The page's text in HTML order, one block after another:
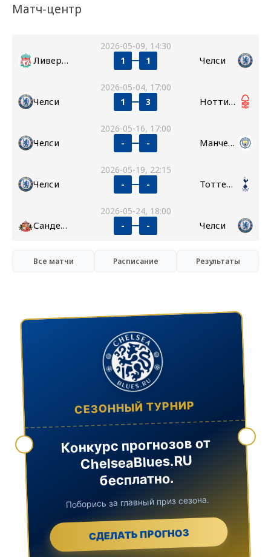
Матч-центр
2026-05-09, 14:30
Ливерпуль 1 1 Челси
2026-05-04, 17:00
Челси 1 3 Ноттингем Форест
2026-05-16, 17:00
Челси - - Манчестер Сити
2026-05-19, 22:15
Челси - - Тоттенхэм
2026-05-24, 18:00
Сандерленд - - Челси
Все матчи Расписание Результаты
СЕЗОННЫЙ ТУРНИР
Конкурс прогнозов от
ChelseaBlues.RU
бесплатно.
Поборись за главный приз сезона.
СДЕЛАТЬ ПРОГНОЗ